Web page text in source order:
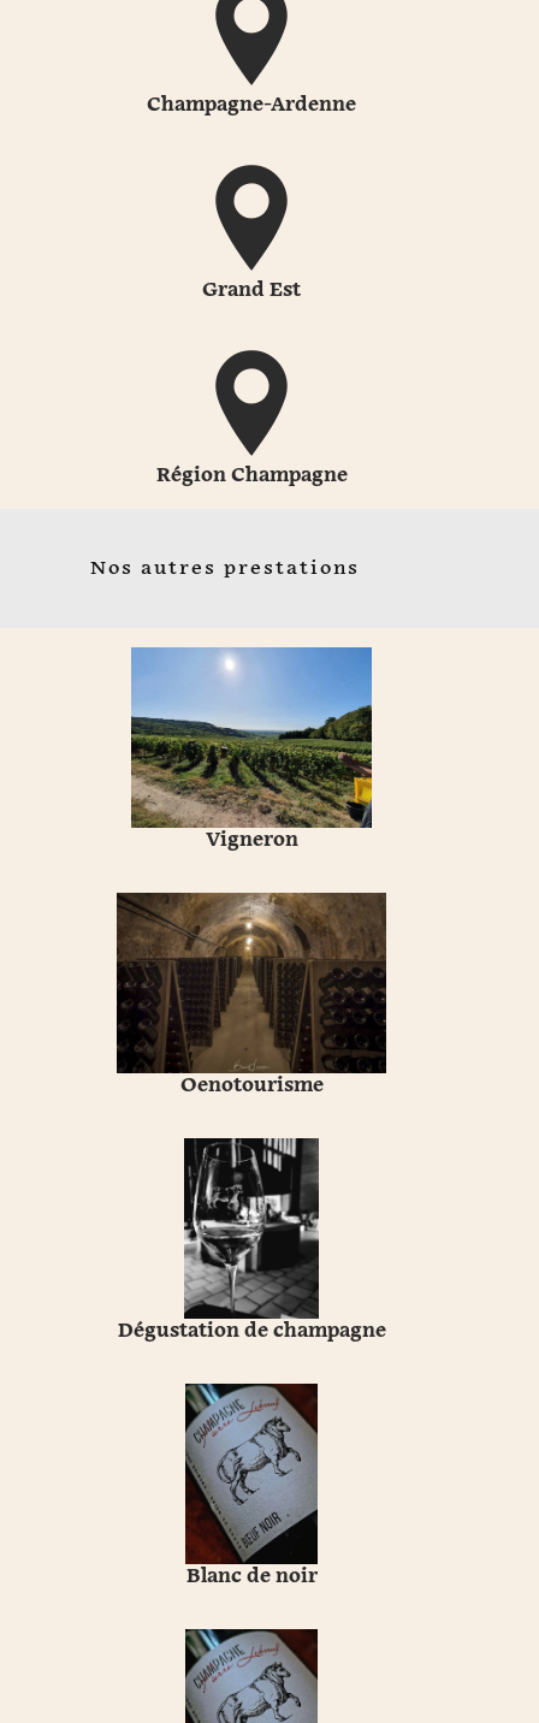
Champagne-Ardenne
Grand Est
Région Champagne
Nos autres prestations
Vigneron
Oenotourisme
Dégustation de champagne
Blanc de noir